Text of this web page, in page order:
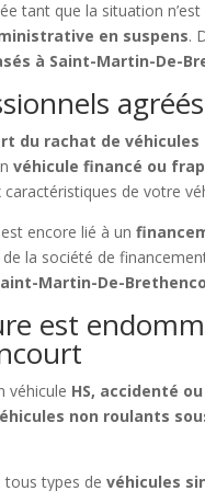
tant que la situation
en suspens.
à Saint-Martin-De-
du rachat de véhicules
véhicule financé ou
de votre
encore lié à un
la société de
Martin-De-
est
véhicule HS, accidenté
non roulants
tous types devéhicules